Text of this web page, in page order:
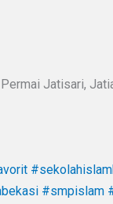
Jatisari,
#smpislam